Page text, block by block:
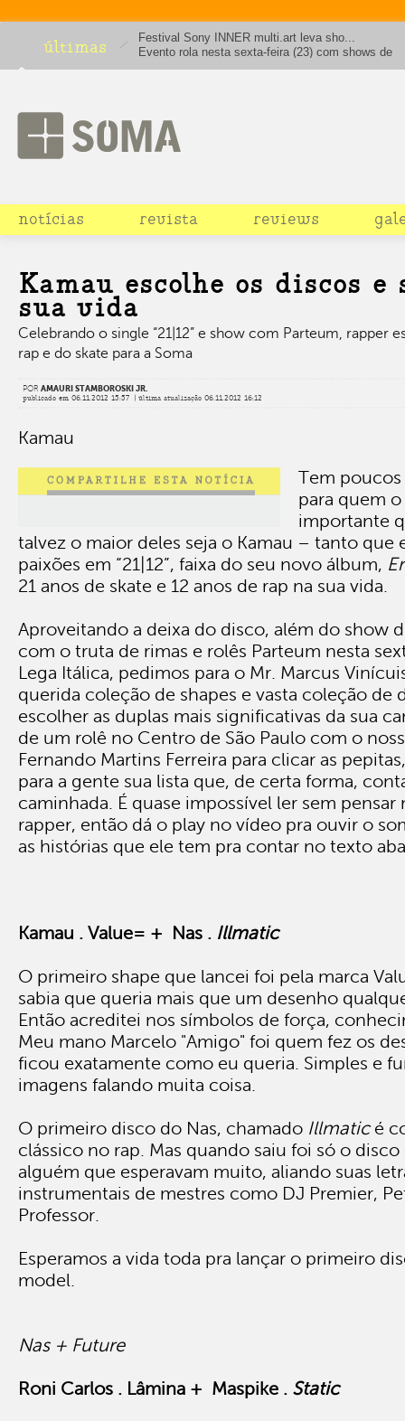
últimas
Festival Sony INNER multi.art leva sho...
Evento rola nesta sexta-feira (23) com shows de
RAPadura e Holger, além de discotecagem do
notícias revista reviews
Kamau escolhe os discos e
sua vida
Celebrando o single “21|12” e show com Parteum, rapper
rap e do skate para a Soma
POR AMAURI STAMBOROSKI JR.
publicado em 06.11.2012 15:57 | última atualização 06.11.2012 16:12
Kamau
Tem poucos
para quem
importante
talvez o maior deles seja o Kamau – tanto que
paixões em “21|12”, faixa do seu novo álbum,
21 anos de skate e 12 anos de rap na sua vida.
Aproveitando a deixa do disco, além do show
com o truta de rimas e rolês Parteum nesta
Lega Itálica, pedimos para o Mr. Marcus
querida coleção de shapes e vasta coleção de
escolher as duplas mais significativas da sua
de um rolê no Centro de São Paulo com o
Fernando Martins Ferreira para clicar as
para a gente sua lista que, de certa forma,
caminhada. É quase impossível ler sem
rapper, então dá o play no vídeo pra ouvir o
as histórias que ele tem pra contar no texto
Kamau . Value= + Nas . Illmatic
O primeiro shape que lancei foi pela marca
sabia que queria mais que um desenho
Então acreditei nos símbolos de força,
Meu mano Marcelo "Amigo" foi quem fez os
ficou exatamente como eu queria. Simples e
imagens falando muita coisa.
O primeiro disco do Nas, chamado Illmaticé
clássico no rap. Mas quando saiu foi só o
alguém que esperavam muito, aliando suas
instrumentais de mestres como DJ Premier,
Professor.
Esperamos a vida toda pra lançar o primeiro
model.
Nas + Future
Roni Carlos . Lâmina + Maspike . Static